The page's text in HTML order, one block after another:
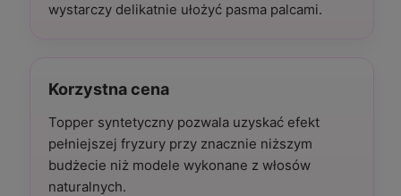
wystarczy delikatnie ułożyć pasma palcami.
Korzystna cena
Topper syntetyczny pozwala uzyskać efekt
pełniejszej fryzury przy znacznie niższym
budżecie niż modele wykonane z włosów
naturalnych.